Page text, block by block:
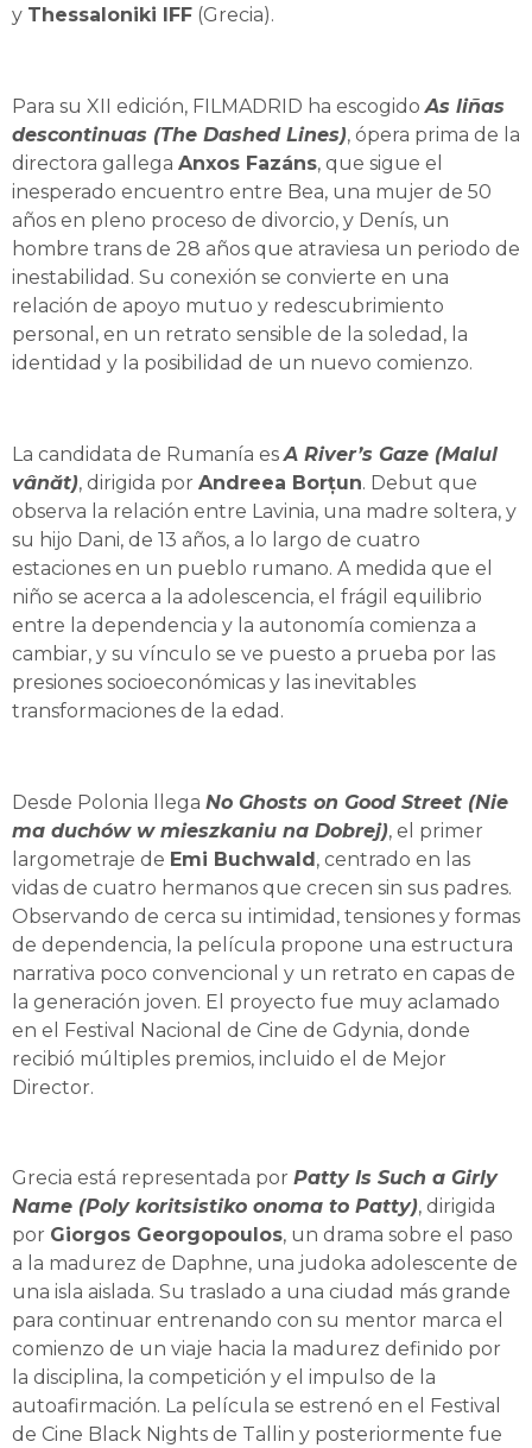
y Thessaloniki IFF (Grecia).
Para su XII edición, FILMADRID ha escogidoAs liñas
descontinuas (The Dashed Lines), ópera prima de la
directora gallega Anxos Fazáns, que sigue el
inesperado encuentro entre Bea, una mujer de 50
años en pleno proceso de divorcio, y Denís, un
hombre trans de 28 años que atraviesa un periodo de
inestabilidad. Su conexión se convierte en una
relación de apoyo mutuo y redescubrimiento
personal, en un retrato sensible de la soledad, la
identidad y la posibilidad de un nuevo comienzo.
La candidata de Rumanía esA River’s Gaze (Malul
vânăt), dirigida por Andreea Borțun. Debut que
observa la relación entre Lavinia, una madre soltera, y
su hijo Dani, de 13 años, a lo largo de cuatro
estaciones en un pueblo rumano. A medida que el
niño se acerca a la adolescencia, el frágil equilibrio
entre la dependencia y la autonomía comienza a
cambiar, y su vínculo se ve puesto a prueba por las
presiones socioeconómicas y las inevitables
transformaciones de la edad.
Desde Polonia llega No Ghosts on Good Street (Nie
ma duchów w mieszkaniu na Dobrej), el primer
largometraje de Emi Buchwald, centrado en las
vidas de cuatro hermanos que crecen sin sus padres.
Observando de cerca su intimidad, tensiones y formas
de dependencia, la película propone una estructura
narrativa poco convencional y un retrato en capas de
la generación joven. El proyecto fue muy aclamado
en el Festival Nacional de Cine de Gdynia, donde
recibió múltiples premios, incluido el de Mejor
Director.
Grecia está representada por Patty Is Such a Girly
Name (Poly koritsistiko onoma to Patty), dirigida
por Giorgos Georgopoulos, un drama sobre el paso
a la madurez de Daphne, una judoka adolescente de
una isla aislada. Su traslado a una ciudad más grande
para continuar entrenando con su mentor marca el
comienzo de un viaje hacia la madurez definido por
la disciplina, la competición y el impulso de la
autoafirmación. La película se estrenó en el Festival
de Cine Black Nights de Tallin y posteriormente fue